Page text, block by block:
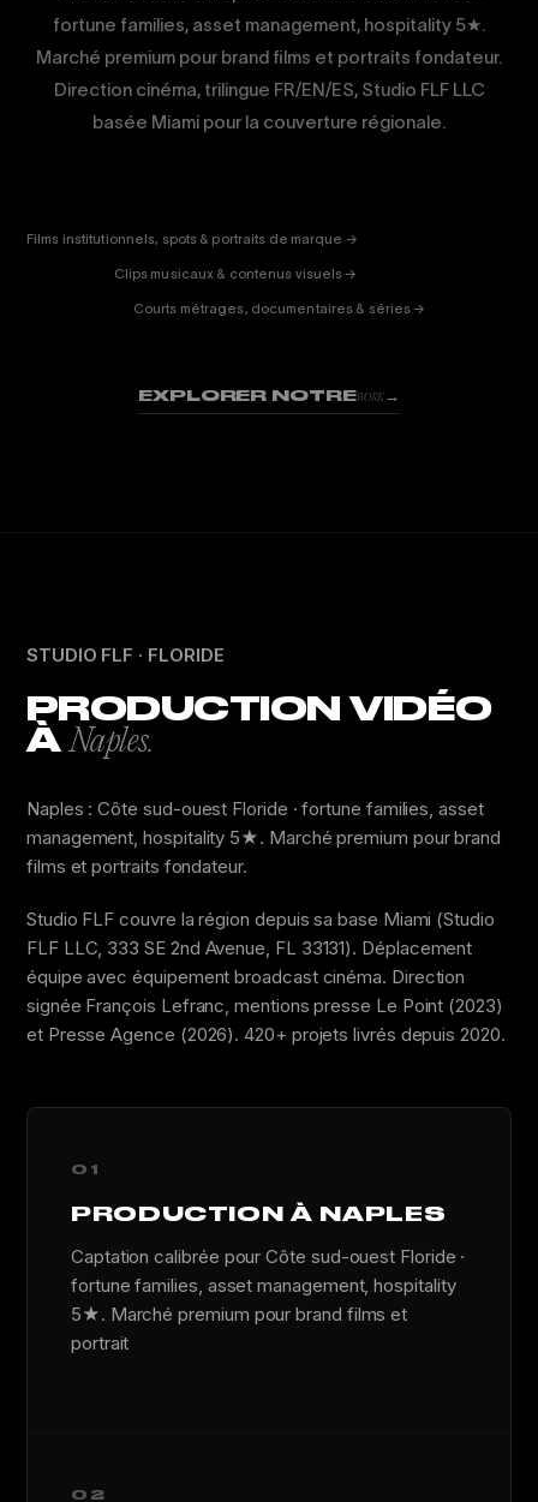
fortune families, asset management, hospitality 5★.
Marché premium pour brand films et portraits fondateur.
Direction cinéma, trilingue FR/EN/ES, Studio FLF LLC
basée Miami pour la couverture régionale.
Films institutionnels, spots & portraits de marque →
Clips musicaux & contenus visuels →
FICTION
& DOC
Courts métrages, documentaires & séries →
EXPLORER NOTREWORK→
STUDIO FLF · FLORIDE
PRODUCTION VIDÉO
ÀNaples.
Naples : Côte sud-ouest Floride · fortune families, asset
management, hospitality 5★. Marché premium pour brand
films et portraits fondateur.
Studio FLF couvre la région depuis sa base Miami (Studio
FLF LLC, 333 SE 2nd Avenue, FL 33131). Déplacement
équipe avec équipement broadcast cinéma. Direction
signée François Lefranc, mentions presse Le Point (2023)
et Presse Agence (2026). 420+ projets livrés depuis 2020.
01
PRODUCTION À NAPLES
Captation calibrée pour Côte sud-ouest Floride ·
fortune families, asset management, hospitality
5★. Marché premium pour brand films et
portrait
02